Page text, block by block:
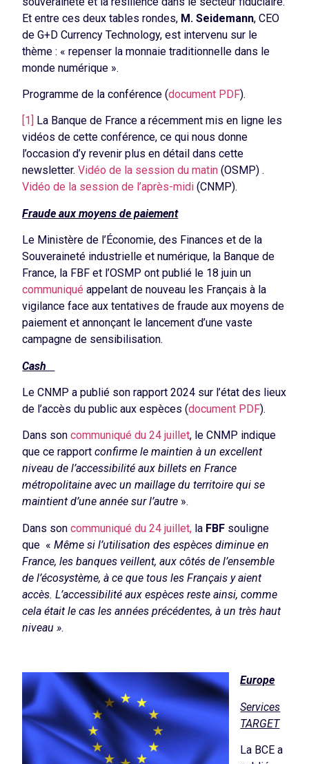
Et entre ces deux tables rondes, M. Seidemann, CEO
de G+D Currency Technology, est intervenu sur le
thème : « repenser la monnaie traditionnelle dans le
monde numérique ».
Programme de la conférence (document PDF).
[1]
La Banque de France a récemment mis en ligne les
vidéos de cette conférence, ce qui nous donne
l’occasion d’y revenir plus en détail dans cette
newsletter.Vidéo de la session du matin (OSMP) .
Vidéo de la session de l’après-midi (CNMP).
Fraude aux moyens de paiement
Le Ministère de l’Économie, des Finances et de la
Souveraineté industrielle et numérique, la Banque de
France, la FBF et l’OSMP ont publié le 18 juin un
communiqué appelant de nouveau les Français à la
vigilance face aux tentatives de fraude aux moyens de
paiement et annonçant le lancement d’une vaste
campagne de sensibilisation.
Cash
Le CNMP a publié son rapport 2024 sur l’état des lieux
de l’accès du public aux espèces (document PDF).
Dans soncommuniqué du 24 juillet, le CNMP indique
que ce rapportconfirme le maintien à un excellent
niveau de l’accessibilité aux billets en France
métropolitaine avec un maillage du territoire qui se
maintient d’une année sur l’autre ».
Dans soncommuniqué du 24 juillet, la FBF souligne
que «Même si l’utilisation des espèces diminue en
France, les banques veillent, aux côtés de l’ensemble
de l’écosystème, à ce que tous les Français y aient
accès. L’accessibilité aux espèces reste ainsi, comme
cela était le cas les années précédentes, à un très haut
niveau ».
Europe
Services
TARGET
La BCE a